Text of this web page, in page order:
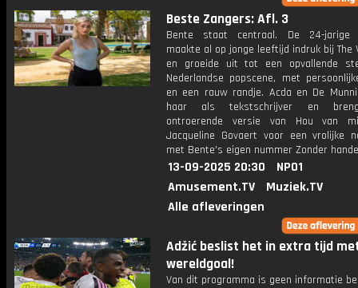
Beste Zangers: Afl. 3
Bente staat centraal. De 24-jarige
maakte al op jonge leeftijd indruk bij The
en groeide uit tot een opvallende
Nederlandse popscene, met
en een rauw randje. Acda en De
haar als tekstschrijver en
ontroerende versie van Hou van
Jacqueline Govaert voor een vrolijke
met Bente's eigen nummer Zonder
13-09-2025 20:30
NPO1
Amusement.TV
Muziek.TV
Alle afleveringen
Adžić beslist het in extra tijd
wereldgoal!
Van dit programma is geen informatie